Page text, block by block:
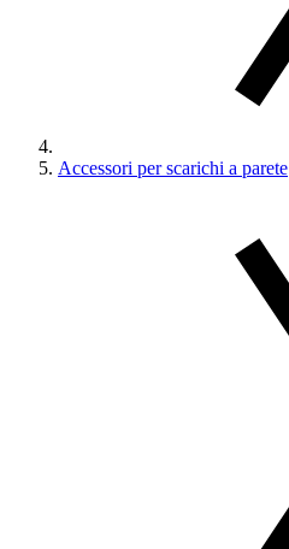
Accessori per scarichi a parete